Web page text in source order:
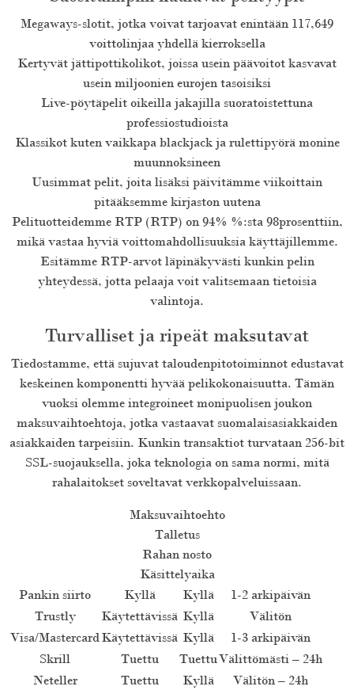
Megaways-slotit, jotka voivat tarjoavat enintään 117,649
voittolinjaa yhdellä kierroksella
Kertyvät jättipottikolikot, joissa usein päävoitot kasvavat
usein miljoonien eurojen tasoisiksi
Live-pöytäpelit oikeilla jakajilla suoratoistettuna
professiostudioista
Klassikot kuten vaikkapa blackjack ja rulettipyörä monine
muunnoksineen
Uusimmat pelit, joita lisäksi päivitämme viikoittain
pitääksemme kirjaston uutena
Pelituotteidemme RTP (RTP) on 94% %:sta 98prosenttiin,
mikä vastaa hyviä voittomahdollisuuksia käyttäjillemme.
Esitämme RTP-arvot läpinäkyvästi kunkin pelin
yhteydessä, jotta pelaaja voit valitsemaan tietoisia
valintoja.
Turvalliset ja ripeät maksutavat
Tiedostamme, että sujuvat taloudenpitotoiminnot edustavat
keskeinen komponentti hyvää pelikokonaisuutta. Tämän
vuoksi olemme integroineet monipuolisen joukon
maksuvaihtoehtoja, jotka vastaavat suomalaisasiakkaiden
asiakkaiden tarpeisiin. Kunkin transaktiot turvataan 256-bit
SSL-suojauksella, joka teknologia on sama normi, mitä
rahalaitokset soveltavat verkkopalveluissaan.
Maksuvaihtoehto
Talletus
Rahan nosto
Käsittelyaika
Pankin siirto
Kyllä Kyllä
1-2 arkipäivän
Trustly
Käytettävissä Kyllä
Välitön
Visa/MastercardKäytettävissä Kyllä
1-3 arkipäivän
Skrill
Tuettu TuettuVälittömästi – 24h
Neteller
Tuettu Kyllä Välitön – 24h